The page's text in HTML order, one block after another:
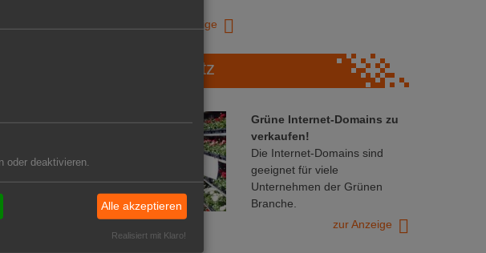
zur Anzeige
GABOT Marktplatz
Grüne Internet-Domains zu
verkaufen!
Die Internet-Domains sind
geeignet für viele
Unternehmen der Grünen
Branche.
zur Anzeige
oder deaktivieren.
Alle akzeptieren
Realisiert mit Klaro!